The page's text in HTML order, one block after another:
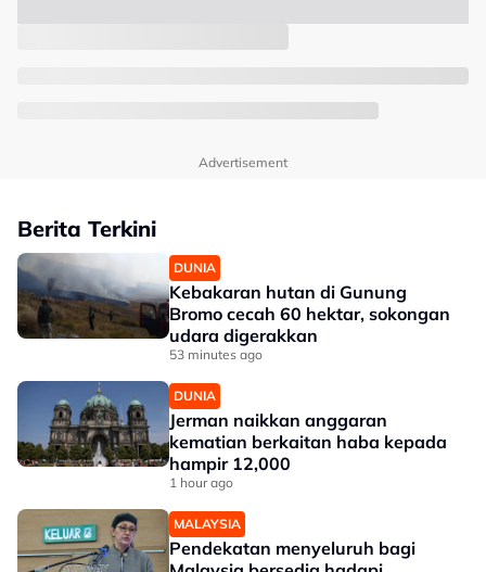
Advertisement
Berita Terkini
DUNIA
Kebakaran hutan di Gunung
Bromo cecah 60 hektar, sokongan
udara digerakkan
53 minutes ago
DUNIA
Jerman naikkan anggaran
kematian berkaitan haba kepada
hampir 12,000
1 hour ago
MALAYSIA
Pendekatan menyeluruh bagi